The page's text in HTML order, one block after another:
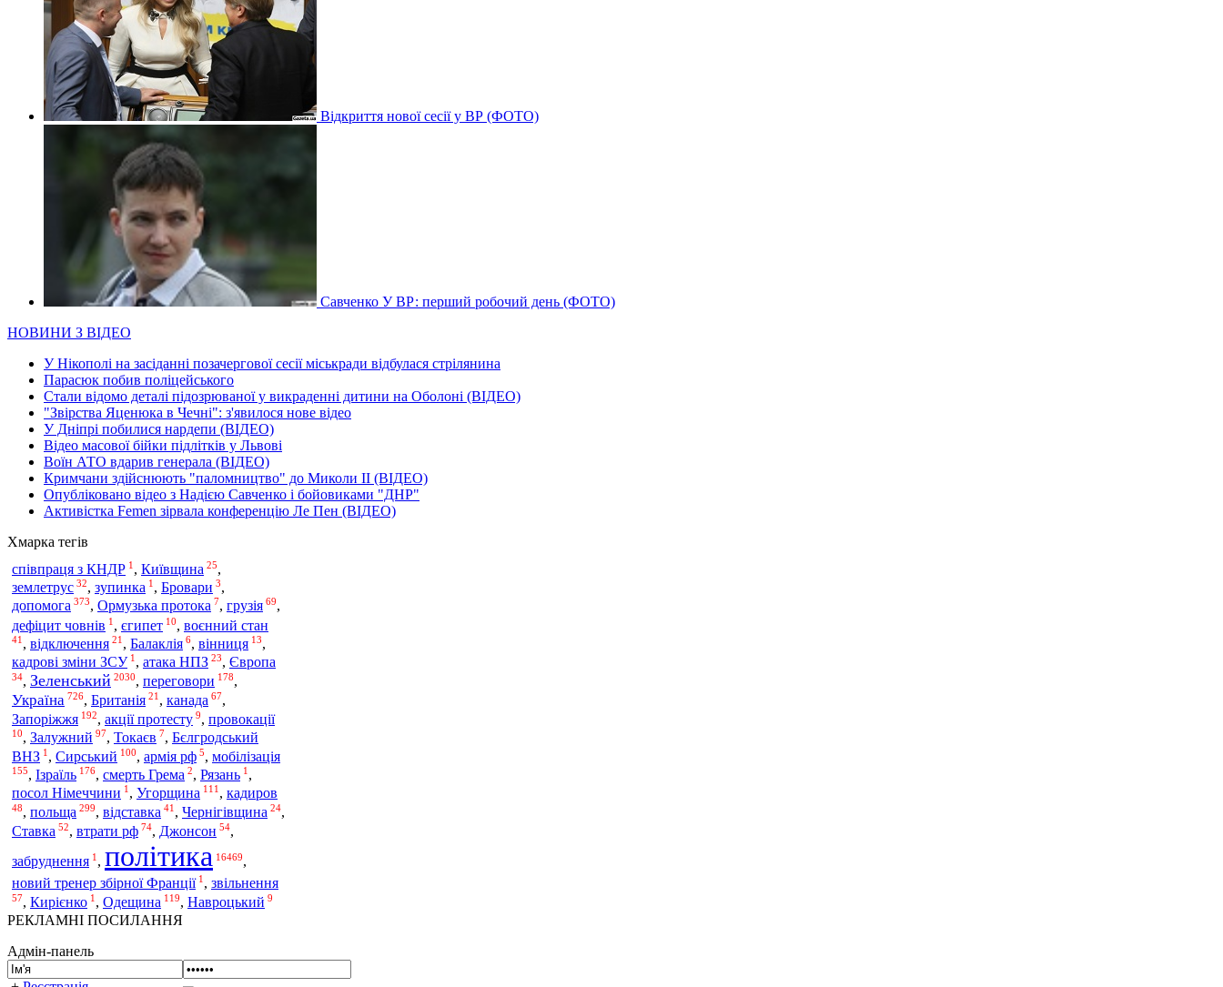
Відкриття нової сесії у ВР (ФОТО)
Савченко У ВР: перший робочий день (ФОТО)
НОВИНИ З ВІДЕО
У Нікополі на засіданні позачергової сесії міськради відбулася стрілянина
Парасюк побив поліцейського
Стали відомо деталі підозрюваної у викраденні дитини на Оболоні (ВІДЕО)
"Звірства Яценюка в Чечні": з'явилося нове відео
У Дніпрі побилися нардепи (ВІДЕО)
Відео масової бійки підлітків у Львові
Воїн АТО вдарив генерала (ВІДЕО)
Кримчани здійснюють "паломництво" до Миколи ІІ (ВІДЕО)
Опубліковано відео з Надією Савченко і бойовиками "ДНР"
Активістка Femen зірвала конференцію Ле Пен (ВІДЕО)
Хмарка тегів
співпраця з КНДР 1 , Київщина 25,
землетрус 32, зупинка 1 , Бровари 3,
допомога 373, Ормузька протока 7, грузія 69,
дефіцит човнів 1 , єгипет 10, воєнний стан
41 , відключення 21 , Балаклія 6, вінниця 13,
кадрові зміни ЗСУ 1 , атака НПЗ 23, Європа
34, Зеленський 2030, переговори 178,
Україна 726, Британія 21 , канада 67,
Запоріжжя 192, акції протесту 9, провокації
10, Залужний 97, Токаєв 7, Бєлгродський
ВНЗ 1 , Сирський 100, армія рф 5, мобілізація
155, Ізраїль 176, смерть Грема 2, Рязань 1 ,
посол Німеччини 1, Угорщина 111, кадиров
48, польща 299, відставка 41 , Чернігівщина 24,
Ставка 52, втрати рф 74, Джонсон 54,
забруднення 1 , політика 16469,
новий тренер збірної Франції 1, звільнення
57, Кирієнко 1 , Одещина 119, Навроцький 9
РЕКЛАМНІ ПОСИЛАННЯ
Адмін-панель